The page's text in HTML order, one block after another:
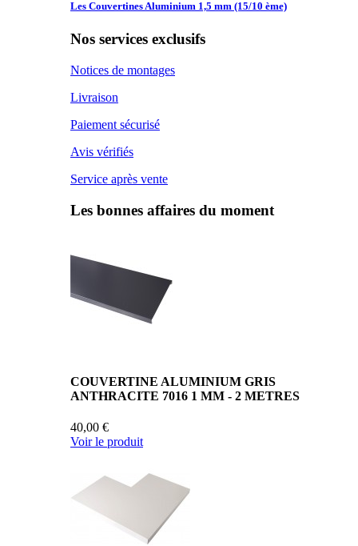
Les CouvertinesAluminium 1,5 mm (15/10 ème)
Nos services exclusifs
Notices de montages
Livraison
Paiement sécurisé
Avis vérifiés
Service après vente
Les bonnes affaires du moment
COUVERTINE ALUMINIUM GRIS
ANTHRACITE 7016 1 MM - 2 METRES
40,00 €
Voir le produit